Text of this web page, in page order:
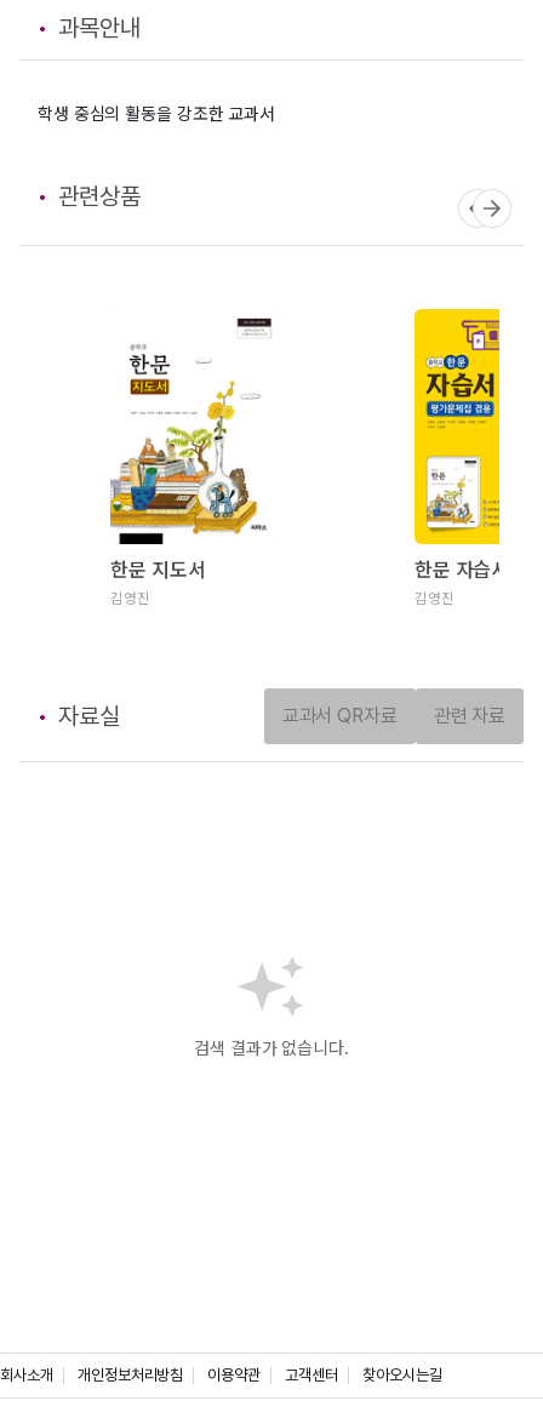
과목안내
학생 중심의 활동을 강조한 교과서
관련상품
한문 지도서
김영진 김영진
자료실 교과서 QR자료 관련 자료
검색 결과가 없습니다.
회사소개 개인정보처리방침 이용약관 고객센터 찾아오시는길